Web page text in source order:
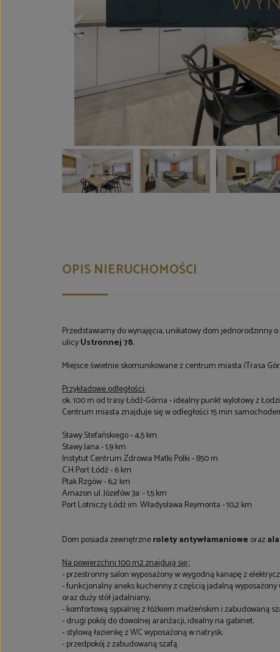
OPIS NIERUCHOMOŚCI
Przedstawiamy do wynajęcia, unikatowy dom jednorodzinny
ulicyUstronnej 78.
Miejsce świetnie skomunikowane z centrum miasta (Trasa
Przykładowe odległości:
ok. 100 m od trasy Łódź-Górna - idealny punkt wylotowy z
Centrum miasta znajduje się w odległości 15 min
Stawy Stefańskiego - 4,5 km
Stawy Jana - 1,9 km
Instytut Centrum Zdrowia Matki Polki - 850 m
C.H Port Łódź - 6 km
Ptak Rzgów - 6,2 km
Amazon ul. Józefów 3a: - 1,5 km
Port Lotniczy Łódź im. Władysława Reymonta - 10,2 km
Dom posiada zewnętrznerolety antywłamaniowe oraz
Na powierzchni 100 m2 znajdują się::
- przestronny salon wyposażony w wygodną kanapę z
- funkcjonalny aneks kuchenny z częścią jadalną
oraz duży stół jadalniany;
- komfortową sypialnię z łóżkiem małżeńskim i zabudowaną
- drugi pokój do dowolnej aranżacji, idealny na gabinet;
- stylową łazienkę z WC wyposażoną w natrysk;
- przedpokój z zabudowaną szafą.